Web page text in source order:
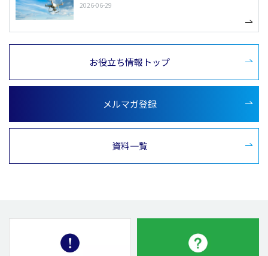
2026-06-29
お役立ち情報トップ
メルマガ登録
資料一覧